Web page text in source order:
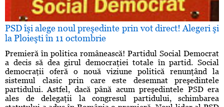
PSD îşi alege noul preşedinte prin vot direct! Alegeri şi
la Ploieşti în 11 octombrie
Premieră în politica românească! Partidul Social Democrat
a decis să dea girul democraţiei totale în partid. Social
democraţii oferă o nouă viziune politică renunţând la
sistemul clasic prin care este desemnat preşedintele
partidului. Astfel, dacă până acum preşedintele PSD era
ales de delegaţii la congresul partidului, schimbarea